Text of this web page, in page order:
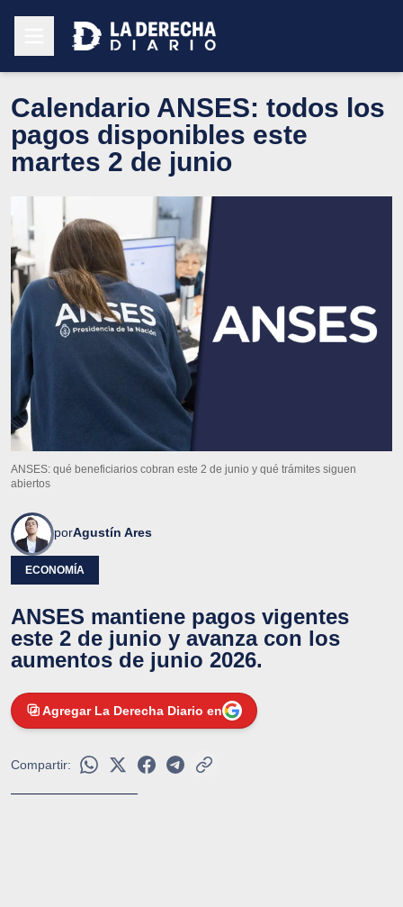
Calendario ANSES: todos los
pagos disponibles este
martes 2 de junio
ANSES: qué beneficiarios cobran este 2 de junio y qué trámites siguen
abiertos
porAgustín Ares
ECONOMÍA
ANSES mantiene pagos vigentes
este 2 de junio y avanza con los
aumentos de junio 2026.
Agregar La Derecha Diario en
Compartir: